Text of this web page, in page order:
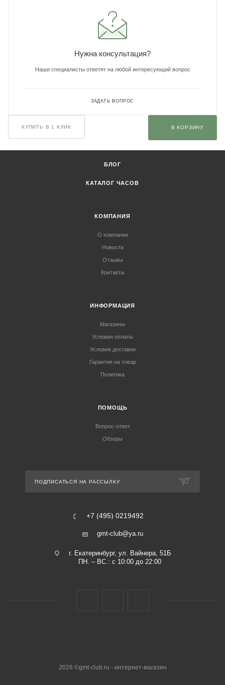
Нужна консультация?
Наши специалисты ответят на любой интересующий вопрос
ЗАДАТЬ ВОПРОС
КУПИТЬ В 1 КЛИК В КОРЗИНУ
БЛОГ
КАТАЛОГ ЧАСОВ
КОМПАНИЯ
О компании
Новости
Отзывы
Контакты
ИНФОРМАЦИЯ
Магазины
Условия оплаты
Условия доставки
Гарантия на товар
Политика
ПОМОЩЬ
Вопрос-ответ
Обзоры
ПОДПИСАТЬСЯ НА РАССЫЛКУ
+7 (495) 0219492
gmt-club@ya.ru
г. Екатеринбург, ул. Вайнера, 51Б
ПН. – ВС.: с 10:00 до 22:00
2026 ©gmt-club.ru - интернет-магазин